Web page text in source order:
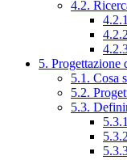
4.2.
5. Progettazione
5.1. Cosa
5.2.
5.3.